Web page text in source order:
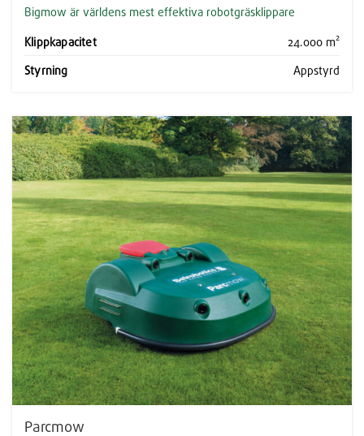
Bigmow är världens mest effektiva robotgräsklippare
Klippkapacitet 24.000 m²
Styrning Appstyrd
Parcmow